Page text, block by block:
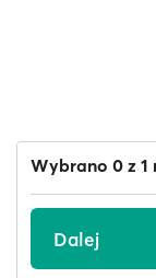
Wybrano 0 z 1
Dalej